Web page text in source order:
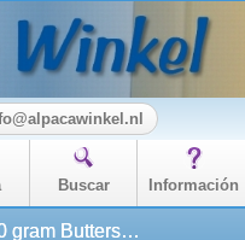
Buscar Información
100% Baby Alpaca 500 gram Butterscotch Geel Oranje mix 2/16Nm